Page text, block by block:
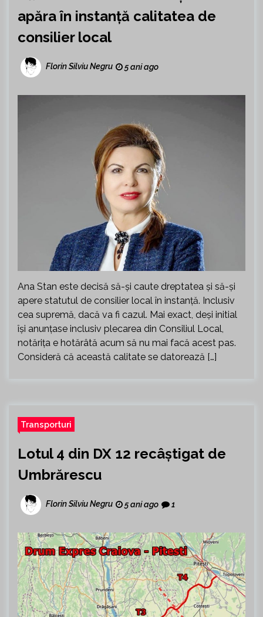
apăra în instanță calitatea de
consilier local
Florin Silviu Negru 5 ani ago
Ana Stan este decisă să-și caute dreptatea și să-și
apere statutul de consilier local în instanță. Inclusiv
cea supremă, dacă va fi cazul. Mai exact, deși initial
își anunțase inclusiv plecarea din Consiliul Local,
notărița e hotărâtă acum să nu mai facă acest pas.
Consideră că această calitate se datorează […]
Transporturi
Lotul 4 din DX 12 recâștigat de
Umbrărescu
Florin Silviu Negru 5 ani ago 1